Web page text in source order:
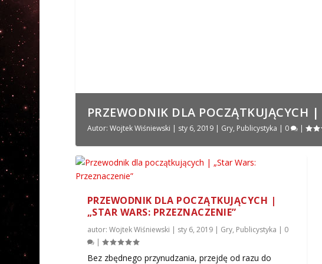
PRZEWODNIK DLA POCZĄTKUJĄCYCH |
Autor: Wojtek Wiśniewski | sty 6, 2019| Gry, Publicystyka | 0 |
PRZEWODNIK DLA POCZĄTKUJĄCYCH |
„STAR WARS: PRZEZNACZENIE”
autor: Wojtek Wiśniewski | sty 6, 2019| Gry, Publicystyka | 0
|
Bez zbędnego przynudzania, przejdę od razu do